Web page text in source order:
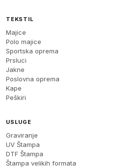
TEKSTIL
Majice
Polo majice
Sportska oprema
Prsluci
Jakne
Poslovna oprema
Kape
Peškiri
USLUGE
Graviranje
UV Štampa
DTF Štampa
Štampa velikih formata